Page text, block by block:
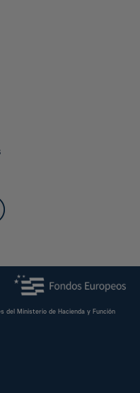
del Ministerio de Hacienda y Función